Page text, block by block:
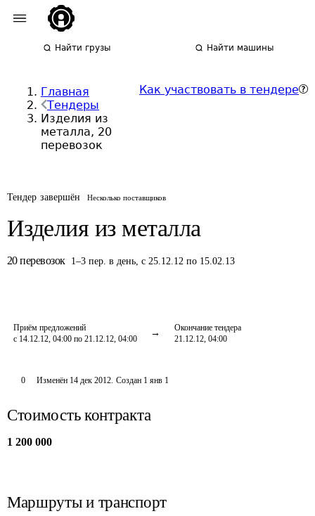
Найти грузы Найти машины
Главная
Тендеры
Изделия из
металла, 20
перевозок
Как участвовать в тендере
Тендер завершён Несколько поставщиков
Изделия из металла
20 перевозок 1–3 пер. в день, с 25.12.12 по 15.02.13
Приём предложений
с 14.12.12, 04:00 по 21.12.12, 04:00
Окончание тендера
21.12.12, 04:00
0 Изменён 14 дек 2012. Создан 1 янв 1
Стоимость контракта
1 200 000
Маршруты и транспорт